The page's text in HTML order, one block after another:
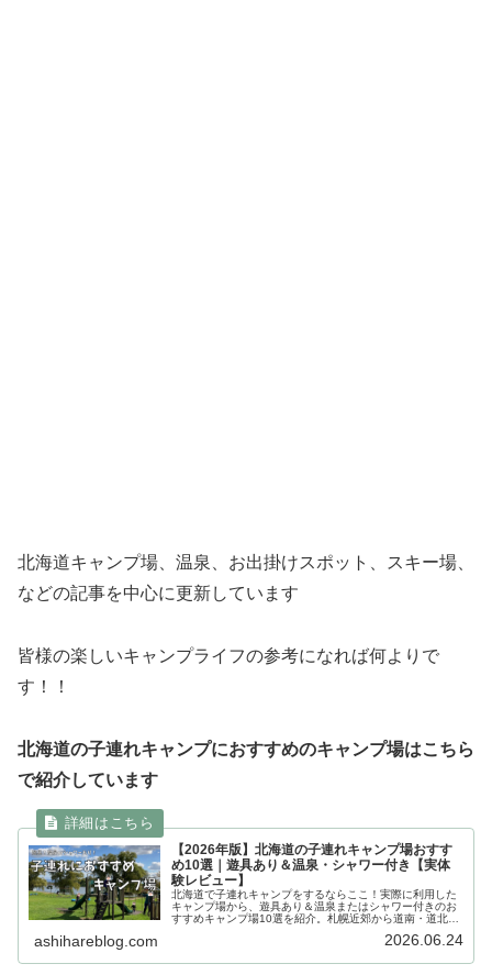
北海道キャンプ場、温泉、お出掛けスポット、スキー場、
などの記事を中心に更新しています
皆様の楽しいキャンプライフの参考になれば何よりで
す！！
北海道の子連れキャンプにおすすめのキャンプ場はこちら
で紹介しています
【2026年版】北海道の子連れキャンプ場おすす
め10選｜遊具あり＆温泉・シャワー付き【実体
験レビュー】
北海道で子連れキャンプをするならここ！実際に利用した
キャンプ場から、遊具あり＆温泉またはシャワー付きのお
すすめキャンプ場10選を紹介。札幌近郊から道南・道北ま
ashihareblog.com 2026.06.24